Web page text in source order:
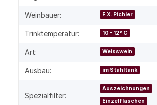
Weinbauer: F.X. Pichler
Trinktemperatur: 10 - 12° C
Art: Weisswein
Ausbau: im Stahltank
Spezialfilter:
Auszeichnungen
Einzelflaschen